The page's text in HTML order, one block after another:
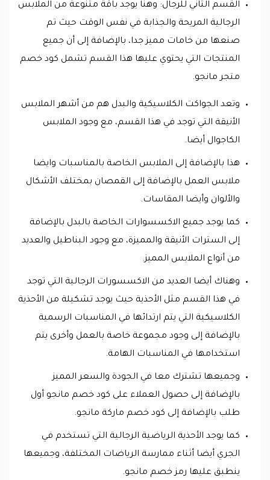
القسم الثاني للرجال: وهنا يوجد باقة متنوعة من الملابس
الرجالية المريحة والجذابة في نفس الوقت حيث تم
صنعها من خامات مميز جدا، بالإضافة إلى أن جميع
المنتجات التي يحتوي عليها هذا القسم تشمل كود خصم
متجر مانجو.
وتعد الجواكت الكلاسيكية والبدل هم من أشهر الملابس
الأنيقة التي توجد في هذا القسم، مع وجود الملابس
الكاجوال أيضا.
هذا بالإضافة إلى الملابس الخاصة بالمناسبات وايضا
ملابس العمل بالإضافة إلى القمصان بمختلف الأشكال
والألوان وأيضا المقاسات.
كما يوجد جميع الاكسسوارات الخاصة بالبدل بالإضافة
إلى السترات الأنيقة والمميزة، مع وجود البناطيل والعديد
من أنواع الملابس المميز.
وهناك أيضا العديد من الاكسسورات الرجالية التي توجد
في هذا القسم مثل الأحذية حيث يوجد تشكيلة من الأحذية
الكلاسيكية التي يتم ارتدائها في المناسبات الرسمية
بالإضافة إلى وجود مجموعة خاصة بالعمل وأخرى يتم
استخدامها في المناسبات الهامة.
وجميعها تشترك معا في الجودة والسعر المميز
بالإضافة إلى حصول العملاء على كود خصم مانجو أول
طلب بالإضافة إلى كود خصم ماركة مانجو.
كما يوجد الأحذية الرياضية الرجالية التي تستخدم في
الجري أيضا أثناء ممارسة الرياضات المختلفة، وجميعها
ينطبق عليها رمز خصم مانجو.